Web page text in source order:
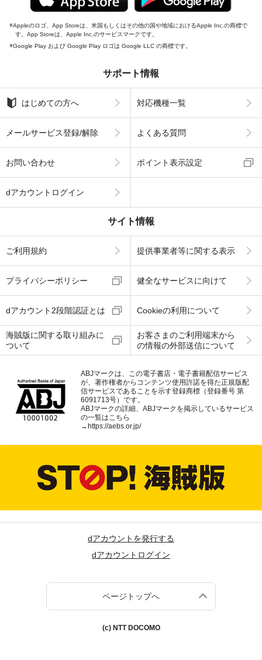
Appleのロゴ、App Storeは、米国もしくはその他の国や地域におけるApple Inc.の商標で
す。App Storeは、Apple Inc.のサービスマークです。
Google Play および Google Play ロゴは Google LLC の商標です。
サポート情報
はじめての方へ 対応機種一覧
メールサービス登録/解除 よくある質問
お問い合わせ ポイント表示設定
dアカウントログイン
サイト情報
ご利用規約 提供事業者等に関する表示
プライバシーポリシー 健全なサービスに向けて
dアカウント2段階認証とは Cookieの利用について
海賊版に関する取り組みに
ついて
お客さまのご利用端末から
の情報の外部送信について
ABJマークは、この電子書店・電子書籍配信サービス
が、著作権者からコンテンツ使用許諾を得た正規版配
信サービスであることを示す登録商標（登録番号 第
6091713号）です。
ABJマークの詳細、ABJマークを掲示しているサービス
の一覧はこちら
→ https://aebs.or.jp/
dアカウントを発行する
dアカウントログイン
ページトップへ
(c) NTT DOCOMO